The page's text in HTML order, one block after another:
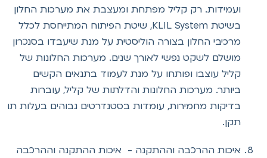
ועמידות. רק קליל מפתחת ומעצבת את מערכות החלון
בשיטת KLIL System, שיטת הפיתוח המתייחסת לכלל
מרכיבי החלון בצורה הוליסטית על מנת שיעבדו בסנכרון
מושלם לשקט נפשי לאורך שנים. מערכות החלונות של
קליל עוצבו ופותחו על מנת לעמוד בתנאים הקשים
ביותר. מערכות החלונות והדלתות של קליל, עוברות
בדיקות מחמירות, עומדות בסטנדרטים גבוהים בעלות תו
תקן.
איכות ההרכבה וההתקנה - איכות ההתקנה וההרכבה